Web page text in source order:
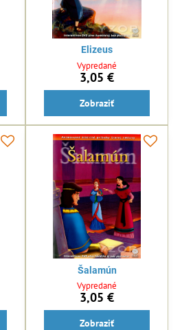
Elizeus
Vypredané
3,05 €
Zobraziť
Šalamún
Vypredané
3,05 €
Zobraziť